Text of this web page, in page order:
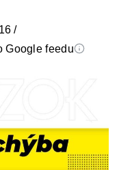
/
Google feedu